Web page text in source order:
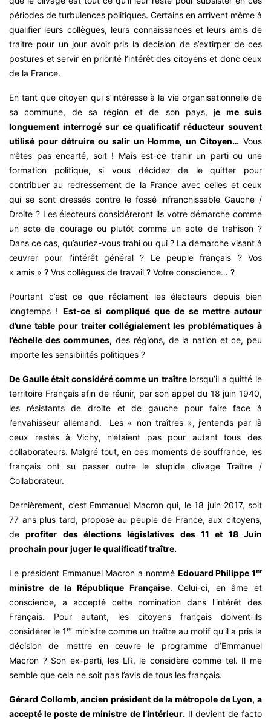
périodes de turbulences politiques. Certains en arrivent même à
qualifier leurs collègues, leurs connaissances et leurs amis de
traitre pour un jour avoir pris la décision de s’extirper de ces
postures et servir en priorité l’intérêt des citoyens et donc ceux
de la France.
En tant que citoyen qui s’intéresse à la vie organisationnelle de
sa commune, de sa région et de son pays, je me suis
longuement interrogé sur ce qualificatif réducteur souvent
utilisé pour détruire ou salir un Homme, un Citoyen… Vous
n’êtes pas encarté, soit ! Mais est-ce trahir un parti ou une
formation politique, si vous décidez de le quitter pour
contribuer au redressement de la France avec celles et ceux
qui se sont dressés contre le fossé infranchissable Gauche /
Droite ? Les électeurs considéreront ils votre démarche comme
un acte de courage ou plutôt comme un acte de trahison ?
Dans ce cas, qu’auriez-vous trahi ou qui ? La démarche visant à
œuvrer pour l’intérêt général ? Le peuple français ? Vos
« amis » ? Vos collègues de travail ? Votre conscience… ?
Pourtant c’est ce que réclament les électeurs depuis bien
longtemps ! Est-ce si compliqué que de se mettre autour
d’une table pour traiter collégialement les problématiques à
l’échelle des communes, des régions, de la nation et ce, peu
importe les sensibilités politiques ?
De Gaulle était considéré comme un traîtrelorsqu’il a quitté le
territoire Français afin de réunir, par son appel du 18 juin 1940,
les résistants de droite et de gauche pour faire face à
l’envahisseur allemand. Les « non traîtres », j’entends par là
ceux restés à Vichy, n’étaient pas pour autant tous des
collaborateurs. Malgré tout, en ces moments de souffrance, les
français ont su passer outre le stupide clivage Traître /
Collaborateur.
Dernièrement, c’est Emmanuel Macron qui, le 18 juin 2017, soit
77 ans plus tard, propose au peuple de France, aux citoyens,
deprofiter des élections législatives des 11 et 18 Juin
prochain pour juger le qualificatif traître.
Le président Emmanuel Macron a nommé Edouard Philippe 1er
ministre de la République Française. Celui-ci, en âme et
conscience, a accepté cette nomination dans l’intérêt des
Français. Pour autant, les citoyens français doivent-ils
considérer le 1er ministre comme un traître au motif qu’il a pris la
décision de mettre en œuvre le programme d’Emmanuel
Macron ? Son ex-parti, les LR, le considère comme tel. Il me
semble que cela ne soit pas l’avis de tous les français.
Gérard Collomb, ancien président de la métropole de Lyon, a
accepté le poste de ministre de l’intérieur. Il devient de facto